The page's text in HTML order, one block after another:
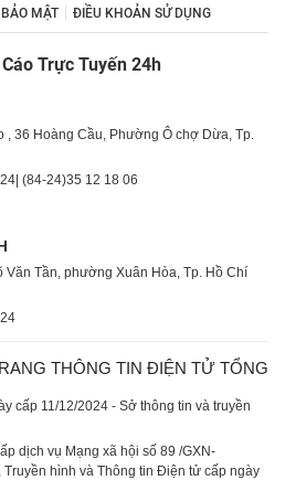
MẬT ĐIỀU KHOẢN SỬ DỤNG
Trực Tuyến 24h
, 36 Hoàng Cầu, Phường Ô chợ Dừa, Tp.
| (84-24)35 12 18 06
Văn Tần, phường Xuân Hòa, Tp. Hồ Chí
THÔNG TIN ĐIỆN TỬ TỔNG
cấp 11/12/2024 - Sở thông tin và truyền
dịch vụ Mạng xã hội số 89 /GXN-
Truyền hình và Thông tin Điện tử cấp ngày